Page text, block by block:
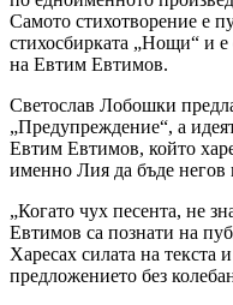
Самото стихотворение е
стихосбирката „Нощи“ и е
на Евтим Евтимов.
Светослав Лобошки
„Предупреждение“, а
Евтим Евтимов, който
именно Лия да бъде негов
„Когато чух песента, не
Евтимов са познати на
Харесах силата на текста
предложението без